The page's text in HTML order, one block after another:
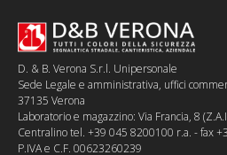
D. & B. Verona S.r.l. Unipersonale
Sede Legale e amministrativa, uffici
37135 Verona
Laboratorio e magazzino: Via Francia, 8
Centralino tel. +39 045 8200100 r.a. - fax
P.IVA e C.F. 00623260239